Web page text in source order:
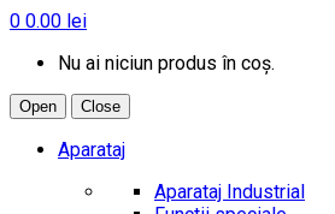
0 0.00 lei
Nu ai niciun produs în coș.
Open Close
Aparataj
Aparataj Industrial